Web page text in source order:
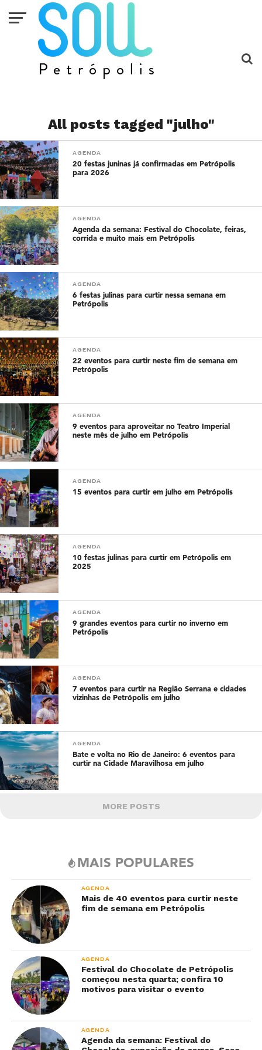
All posts tagged "julho"
AGENDA
20 festas juninas já confirmadas em Petrópolis
para 2026
AGENDA
Agenda da semana: Festival do Chocolate, feiras,
corrida e muito mais em Petrópolis
AGENDA
6 festas julinas para curtir nessa semana em
Petrópolis
AGENDA
22 eventos para curtir neste fim de semana em
Petrópolis
AGENDA
9 eventos para aproveitar no Teatro Imperial
neste mês de julho em Petrópolis
AGENDA
15 eventos para curtir em julho em Petrópolis
AGENDA
10 festas julinas para curtir em Petrópolis em
2025
AGENDA
9 grandes eventos para curtir no inverno em
Petrópolis
AGENDA
7 eventos para curtir na Região Serrana e cidades
vizinhas de Petrópolis em julho
AGENDA
Bate e volta no Rio de Janeiro: 6 eventos para
curtir na Cidade Maravilhosa em julho
MORE POSTS
MAIS POPULARES
AGENDA
Mais de 40 eventos para curtir neste
fim de semana em Petrópolis
AGENDA
Festival do Chocolate de Petrópolis
começou nesta quarta; confira 10
motivos para visitar o evento
AGENDA
Agenda da semana: Festival do